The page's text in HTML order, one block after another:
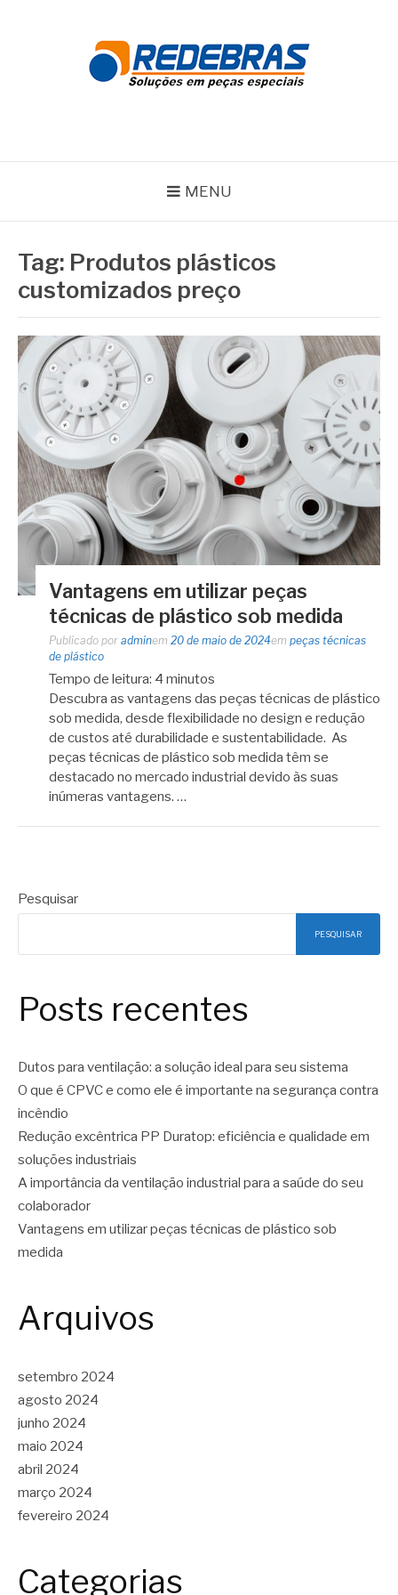
MENU
Tag: Produtos plásticos
customizados preço
Vantagens em utilizar peças
técnicas de plástico sob medida
Publicado por adminem 20 de maio de 2024em peças técnicas
de plástico
Tempo de leitura: 4 minutos
Descubra as vantagens das peças técnicas de plástico
sob medida, desde flexibilidade no design e redução
de custos até durabilidade e sustentabilidade. As
peças técnicas de plástico sob medida têm se
destacado no mercado industrial devido às suas
inúmeras vantagens. …
Pesquisar
PESQUISAR
Posts recentes
Dutos para ventilação: a solução ideal para seu sistema
O que é CPVC e como ele é importante na segurança contra
incêndio
Redução excêntrica PP Duratop: eficiência e qualidade em
soluções industriais
A importância da ventilação industrial para a saúde do seu
colaborador
Vantagens em utilizar peças técnicas de plástico sob
medida
Arquivos
setembro 2024
agosto 2024
junho 2024
maio 2024
abril 2024
março 2024
fevereiro 2024
Categorias